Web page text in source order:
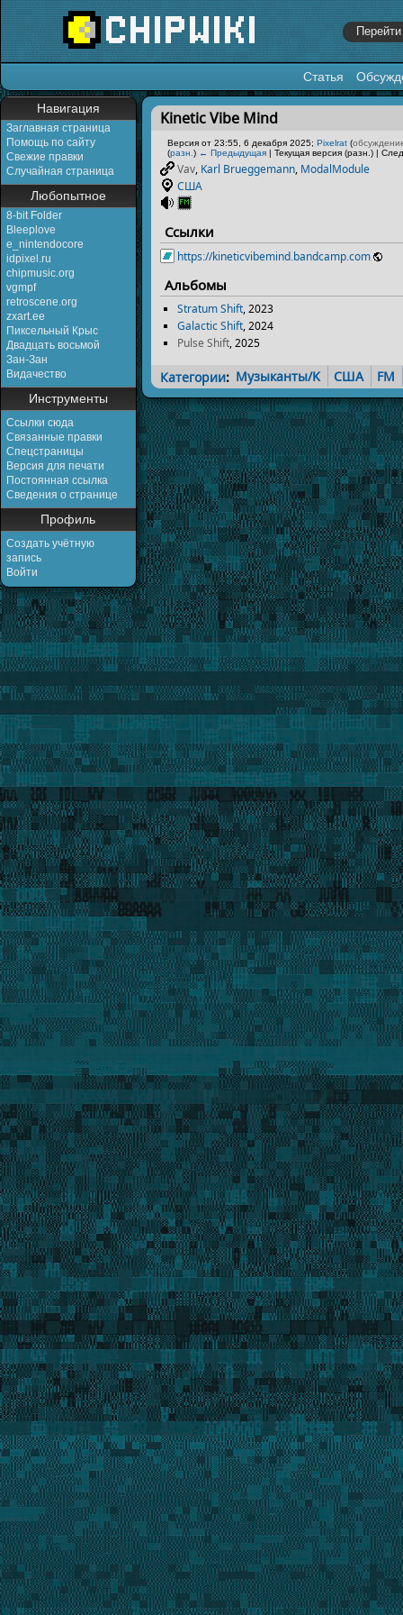
Статья
Навигация
Заглавная страница
Помощь по сайту
Свежие правки
Случайная страница
Любопытное
8-bit Folder
Bleeplove
e_nintendocore
idpixel.ru
chipmusic.org
vgmpf
retroscene.org
zxart.ee
Пиксельный Крыс
Двадцать восьмой
Зан-Зан
Видачество
Инструменты
Ссылки сюда
Связанные правки
Спецстраницы
Версия для печати
Постоянная ссылка
Сведения о странице
Профиль
Создать учётную
запись
Войти
Перейти к:навигация,поиск
Kinetic Vibe Mind
Версия от 23:55, 6 декабря 2025; Pixelrat (
(разн. ) ← Предыдущая | Текущая версия (разн.) |
Vav, Karl Brueggemann, ModalModule
США
Ссылки
https://kineticvibemind.bandcamp.com
Альбомы
Stratum Shift, 2023
Galactic Shift, 2024
Pulse Shift, 2025
Категории: Музыканты/K США FM